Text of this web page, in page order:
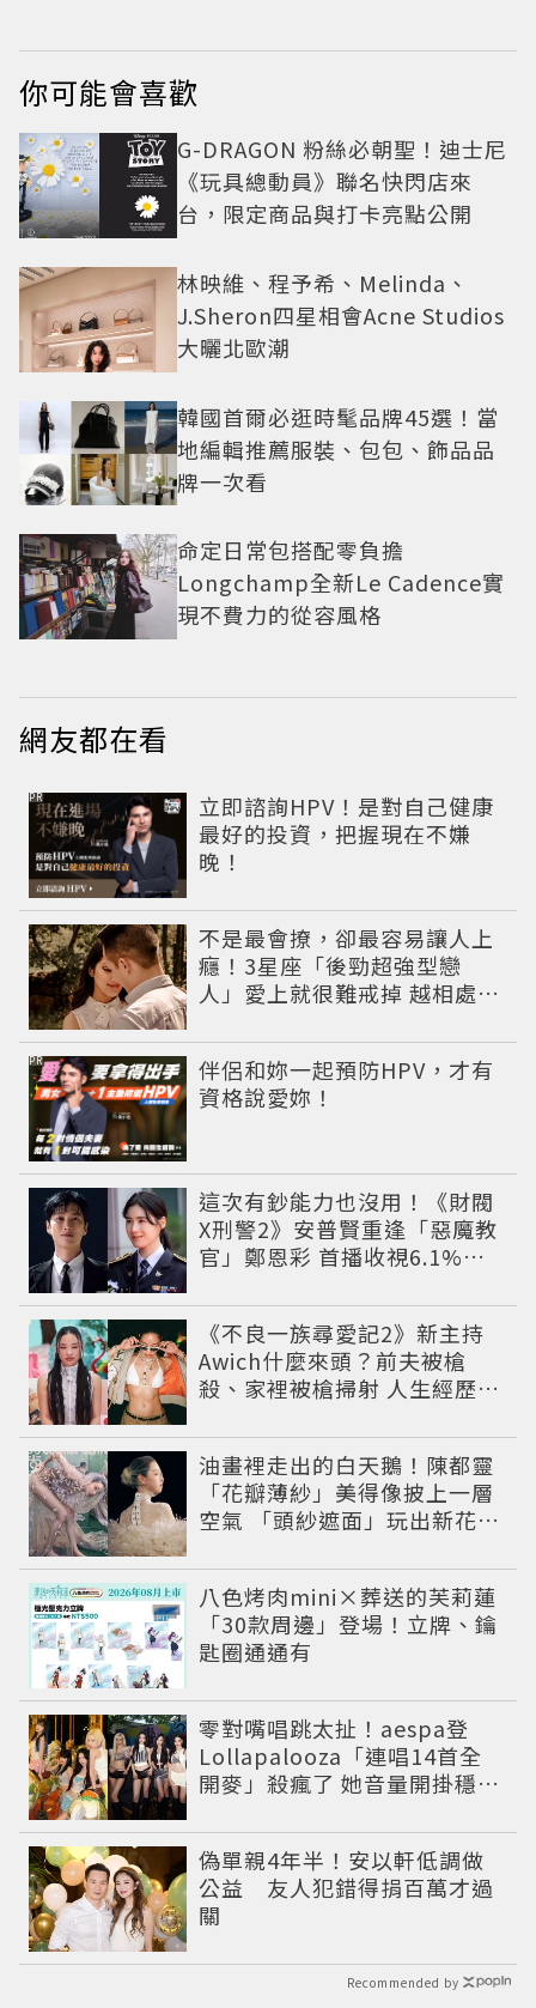
你可能會喜歡
G-DRAGON 粉絲必朝聖！迪士尼
《玩具總動員》聯名快閃店來
台，限定商品與打卡亮點公開
林映維、程予希、Melinda、
J.Sheron四星相會Acne Studios
大曬北歐潮
韓國首爾必逛時髦品牌45選！當
地編輯推薦服裝、包包、飾品品
牌一次看
命定日常包搭配零負擔
Longchamp全新Le Cadence實
現不費力的從容風格
網友都在看
立即諮詢HPV！是對自己健康
最好的投資，把握現在不嫌
晚！
PR
不是最會撩，卻最容易讓人上
癮！3星座「後勁超強型戀
人」愛上就很難戒掉 越相處越
伴侶和妳一起預防HPV，才有
資格說愛妳！
PR
這次有鈔能力也沒用！《財閥
X刑警2》安普賢重逢「惡魔教
官」鄭恩彩 首播收視6.1%超
《不良一族尋愛記2》新主持
Awich什麼來頭？前夫被槍
殺、家裡被槍掃射 人生經歷比
油畫裡走出的白天鵝！陳都靈
「花瓣薄紗」美得像披上一層
空氣 「頭紗遮面」玩出新花樣
八色烤肉mini×葬送的芙莉蓮
「30款周邊」登場！立牌、鑰
匙圈通通有
零對嘴唱跳太扯！aespa登
Lollapalooza「連唱14首全
開麥」殺瘋了 她音量開掛穩到
偽單親4年半！安以軒低調做
公益 友人犯錯得捐百萬才過
關
Recommended by